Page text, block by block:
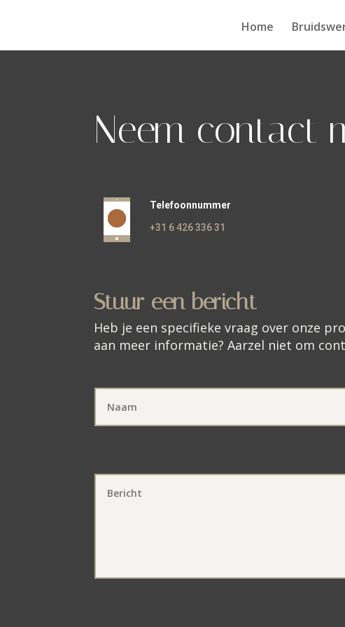
Home
Neem contact
Telefoonnummer
+31 6 426 336 31
Stuur een bericht
Heb je een specifieke vraag over onze
aan meer informatie? Aarzel niet om